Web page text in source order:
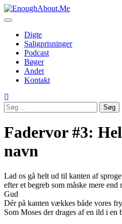
Skip
to
Digte
Saligprisninger
Podcast
Bøger
Andet
Kontakt
Søg
efter:
Fadervor #3:
navn
Lad os gå helt ud til kanten af
efter et begreb som måske mere
Gud
Dér på kanten vækkes både vores
Som Moses der drages af en ild i en